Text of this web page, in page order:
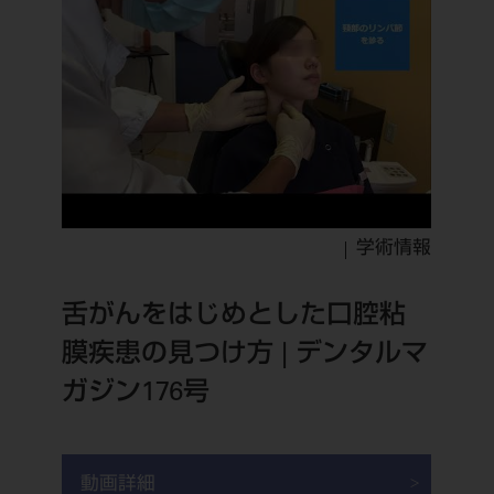
学術情報
舌がんをはじめとした口腔粘
膜疾患の見つけ方 | デンタルマ
ガジン176号
動画詳細